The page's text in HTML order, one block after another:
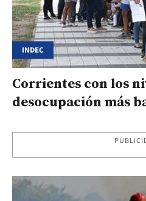
INDEC
Corrientes con los
desocupación más